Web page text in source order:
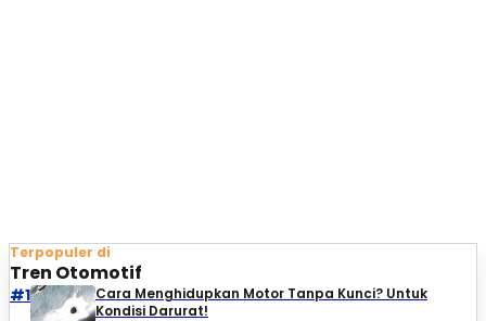
Terpopuler di
Tren Otomotif
#1
Cara Menghidupkan Motor Tanpa Kunci? Untuk
Kondisi Darurat!